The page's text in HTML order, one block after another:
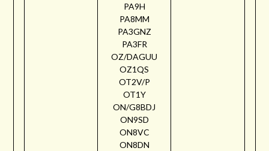
PA9H
PA8MM
PA3GNZ
PA3FR
OZ/DAGUU
OZ1QS
OT2V/P
OT1Y
ON/G8BDJ
ON9SD
ON8VC
ON8DN